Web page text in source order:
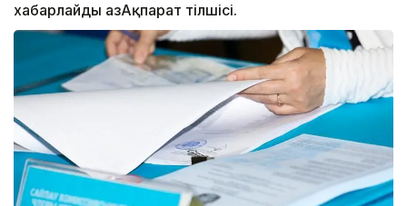
хабарлайды ҚазАқпарат тілшісі.